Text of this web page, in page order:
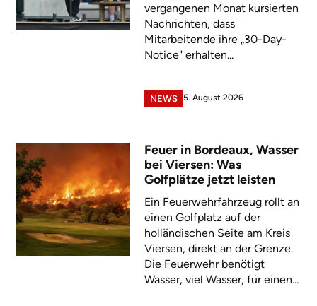
vergangenen Monat kursierten
Nachrichten, dass
Mitarbeitende ihre „30-Day-
Notice" erhalten...
NEWS 5. August 2026
Feuer in Bordeaux, Wasser
bei Viersen: Was
Golfplätze jetzt leisten
Ein Feuerwehrfahrzeug rollt an
einen Golfplatz auf der
holländischen Seite am Kreis
Viersen, direkt an der Grenze.
Die Feuerwehr benötigt
Wasser, viel Wasser, für einen...